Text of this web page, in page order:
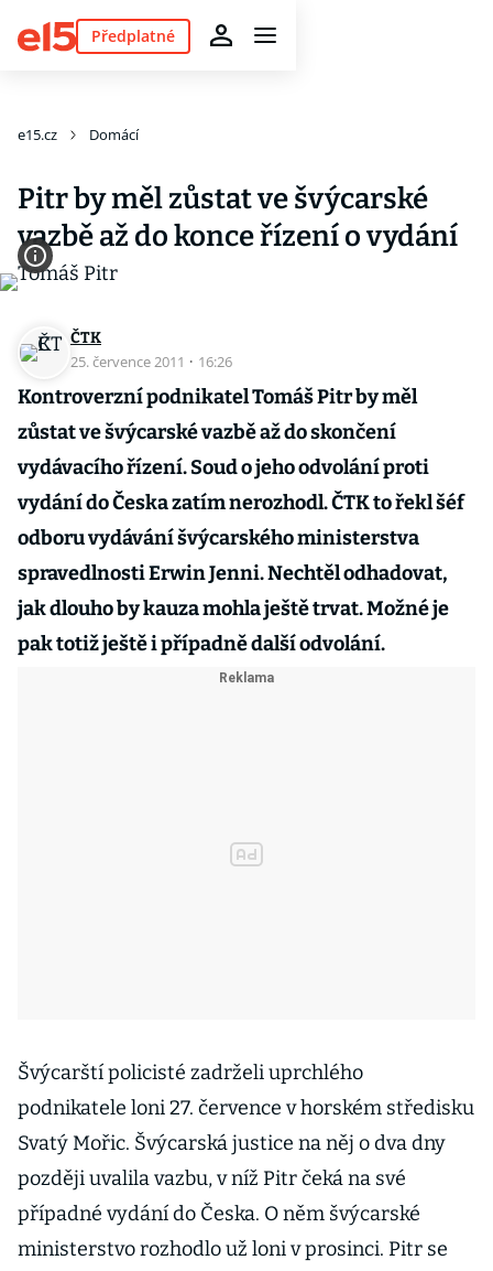
Předplatné
e15.cz Domácí
Pitr by měl zůstat ve švýcarské
vazbě až do konce řízení o vydání
ČTK
25. července 2011 · 16:26
Kontroverzní podnikatel Tomáš Pitr by měl
zůstat ve švýcarské vazbě až do skončení
vydávacího řízení. Soud o jeho odvolání proti
vydání do Česka zatím nerozhodl. ČTK to řekl šéf
odboru vydávání švýcarského ministerstva
spravedlnosti Erwin Jenni. Nechtěl odhadovat,
jak dlouho by kauza mohla ještě trvat. Možné je
pak totiž ještě i případně další odvolání.
Švýcarští policisté zadrželi uprchlého
podnikatele loni 27. července v horském středisku
Svatý Mořic. Švýcarská justice na něj o dva dny
později uvalila vazbu, v níž Pitr čeká na své
případné vydání do Česka. O něm švýcarské
ministerstvo rozhodlo už loni v prosinci. Pitr se